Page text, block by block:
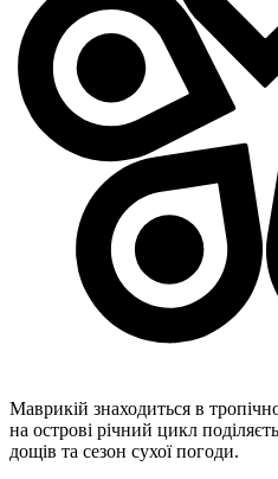
Маврикій знаходиться в
на острові річний цикл
дощів та сезон сухої погоди.